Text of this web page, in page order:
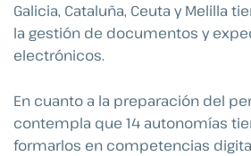
Galicia, Cataluña, Ceuta y Melilla
la gestión de documentos y
electrónicos.
En cuanto a la preparación del
contempla que 14 autonomías
formarlos en competencias